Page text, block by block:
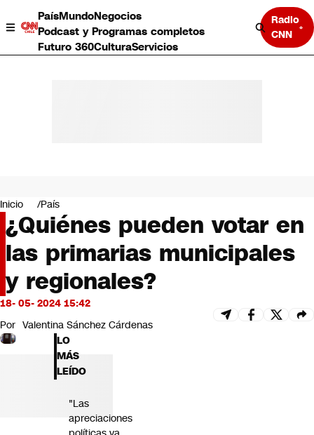
PaísMundoNegocios
Podcast y Programas completos
Futuro 360CulturaServicios
Radio
CNN
Negocios
Deportes
Programas completos
Cultura
Servicios
Bits
CNN Data
CNN tiempo
Futuro 360
Opinión
Inicio País
¿Quiénes pueden votar en
las primarias municipales
y regionales?
18- 05- 2024 15:42
Por Valentina Sánchez Cárdenas
LO
MÁS
LEÍDO
"Las
apreciaciones